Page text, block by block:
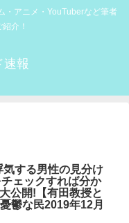
・アニメ・YouTuberなど筆者
介！
速報
気する男性の見分け
ェックすれば分か
公開!【有田教授と
鬱な民2019年12月